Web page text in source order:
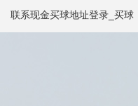
联系现金买球地址登录_买球